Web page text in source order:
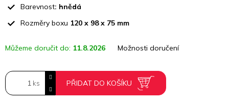
Můžeme doručit do: 11.8.2026 Možnosti doručení
PŘIDAT DO KOŠÍKU
Barevnost: hnědá
Rozměry boxu 120 x 98 x 75 mm